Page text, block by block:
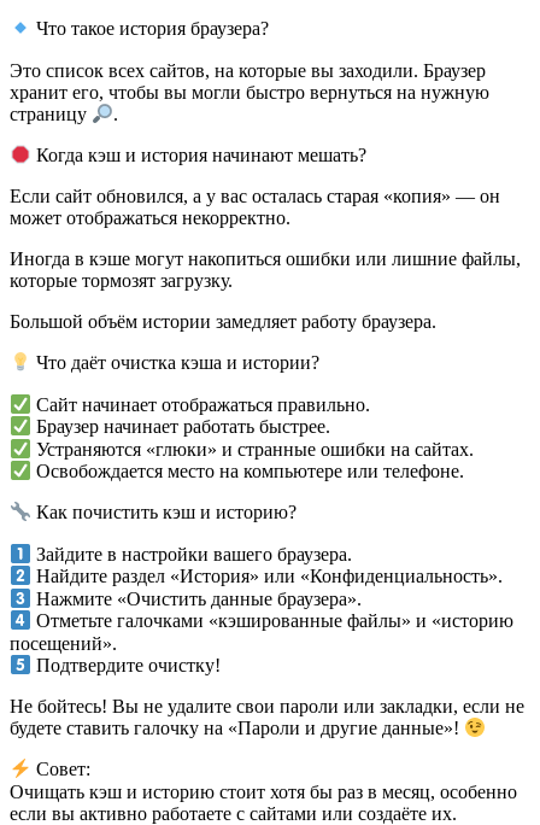
Что такое история браузера?
Это список всех сайтов, на которые вы заходили. Браузер
хранит его, чтобы вы могли быстро вернуться на нужную
страницу
.
Когда кэш и история начинают мешать?
Если сайт обновился, а у вас осталась старая «копия» — он
может отображаться некорректно.
Иногда в кэше могут накопиться ошибки или лишние файлы,
которые тормозят загрузку.
Большой объём истории замедляет работу браузера.
Что даёт очистка кэша и истории?
Сайт начинает отображаться правильно.
Браузер начинает работать быстрее.
Устраняются «глюки» и странные ошибки на сайтах.
Освобождается место на компьютере или телефоне.
Как почистить кэш и историю?
Зайдите в настройки вашего браузера.
Найдите раздел «История» или «Конфиденциальность».
Нажмите «Очистить данные браузера».
Отметьте галочками «кэшированные файлы» и «историю
посещений».
Подтвердите очистку!
Не бойтесь! Вы не удалите свои пароли или закладки, если не
будете ставить галочку на «Пароли и другие данные»!
Совет:
Очищать кэш и историю стоит хотя бы раз в месяц, особенно
если вы активно работаете с сайтами или создаёте их.